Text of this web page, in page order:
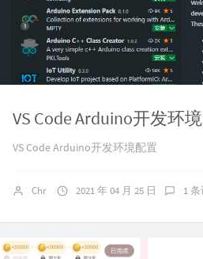
VS Code Arduino开发环
VS Code Arduino开发环境配置
Chr 2021 年 04 月 25 日 1